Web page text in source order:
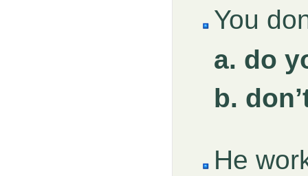
You
a. do
b.
He